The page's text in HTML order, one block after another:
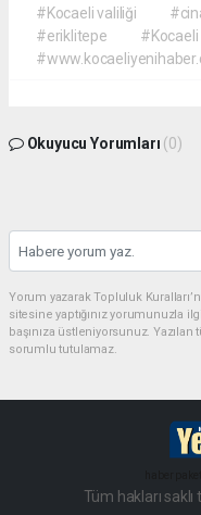
#Kocaeli valiliği
#eriklitepe
Okuyucu Yorumları (0)
Yorum yazarak Topluluk
sitesine yaptığınız yorumunuzla
başınıza üstleniyorsunuz.
sorumlu tutulamaz.
Tüm hakları